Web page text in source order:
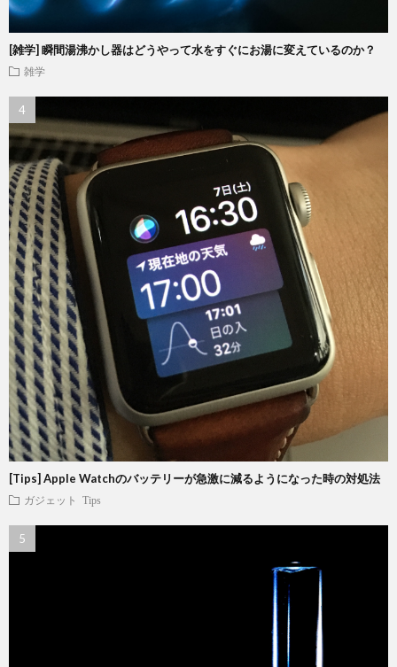
[雑学] 瞬間湯沸かし器はどうやって水をすぐにお湯に変えているのか？
雑学
[Tips] Apple Watchのバッテリーが急激に減るようになった時の対処法
ガジェット Tips